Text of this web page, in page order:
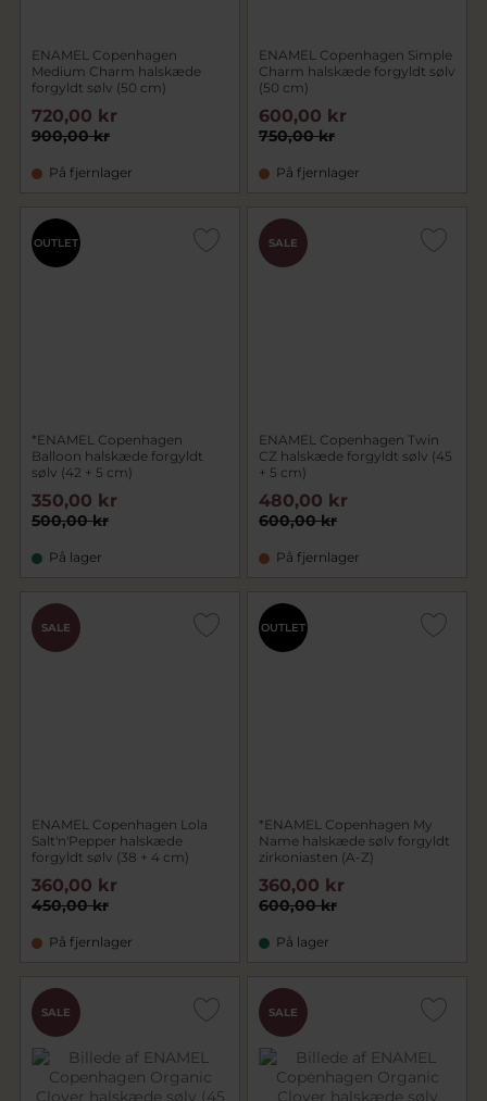
ENAMEL Copenhagen
Medium Charm halskæde
forgyldt sølv (50 cm)
900,00 kr
720,00 kr
På fjernlager
ENAMEL Copenhagen Simple
Charm halskæde forgyldt sølv
(50 cm)
750,00 kr
600,00 kr
På fjernlager
OUTLET
*ENAMEL Copenhagen
Balloon halskæde forgyldt
sølv (42 + 5 cm)
500,00 kr
350,00 kr
På lager
SALE
ENAMEL Copenhagen Twin
CZ halskæde forgyldt sølv (45
+ 5 cm)
600,00 kr
480,00 kr
På fjernlager
SALE
ENAMEL Copenhagen Lola
Salt'n'Pepper halskæde
forgyldt sølv (38 + 4 cm)
450,00 kr
360,00 kr
På fjernlager
OUTLET
*ENAMEL Copenhagen My
Name halskæde sølv forgyldt
zirkoniasten (A-Z)
600,00 kr
360,00 kr
På lager
SALE SALE